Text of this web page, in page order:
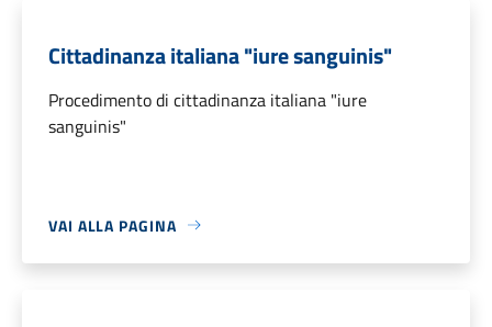
Cittadinanza italiana "iure sanguinis"
Procedimento di cittadinanza italiana "iure
sanguinis"
VAI ALLA PAGINA